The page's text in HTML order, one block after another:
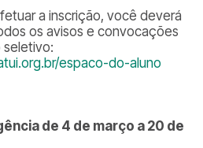
a inscrição, você deverá
os avisos e convocações
espaco-do-aluno
de 4 de março a 20 de